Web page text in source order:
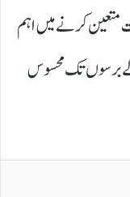
کرنے میں اہم
برسوں تک محسوس